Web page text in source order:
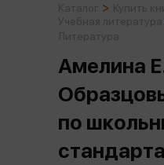
Амелина
по